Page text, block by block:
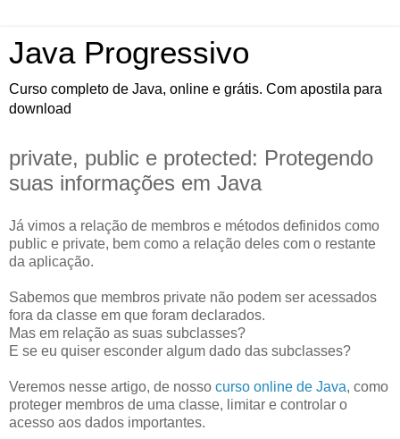
Java Progressivo
Curso completo de Java, online e grátis. Com apostila para
download
private, public e protected: Protegendo
suas informações em Java
Já vimos a relação de membros e métodos definidos como
public e private, bem como a relação deles com o restante
da aplicação.
Sabemos que membros private não podem ser acessados
fora da classe em que foram declarados.
Mas em relação as suas subclasses?
E se eu quiser esconder algum dado das subclasses?
Veremos nesse artigo, de nosso curso online de Java, como
proteger membros de uma classe, limitar e controlar o
acesso aos dados importantes.